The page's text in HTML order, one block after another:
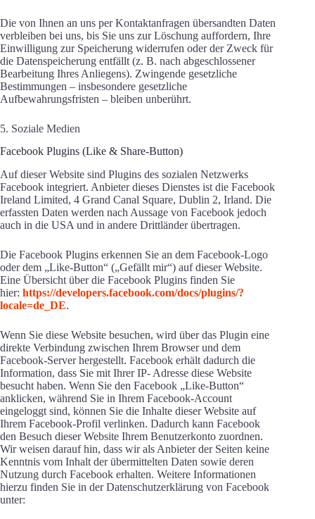
Die von Ihnen an uns per Kontaktanfragen übersandten Daten
verbleiben bei uns, bis Sie uns zur Löschung auffordern, Ihre
Einwilligung zur Speicherung widerrufen oder der Zweck für
die Datenspeicherung entfällt (z. B. nach abgeschlossener
Bearbeitung Ihres Anliegens). Zwingende gesetzliche
Bestimmungen – insbesondere gesetzliche
Aufbewahrungsfristen – bleiben unberührt.
5. Soziale Medien
Facebook Plugins (Like & Share-Button)
Auf dieser Website sind Plugins des sozialen Netzwerks
Facebook integriert. Anbieter dieses Dienstes ist die Facebook
Ireland Limited, 4 Grand Canal Square, Dublin 2, Irland. Die
erfassten Daten werden nach Aussage von Facebook jedoch
auch in die USA und in andere Drittländer übertragen.
Die Facebook Plugins erkennen Sie an dem Facebook-Logo
oder dem „Like-Button“ („Gefällt mir“) auf dieser Website.
Eine Übersicht über die Facebook Plugins finden Sie
hier: https://developers.facebook.com/docs/plugins/?
locale=de_DE.
Wenn Sie diese Website besuchen, wird über das Plugin eine
direkte Verbindung zwischen Ihrem Browser und dem
Facebook-Server hergestellt. Facebook erhält dadurch die
Information, dass Sie mit Ihrer IP- Adresse diese Website
besucht haben. Wenn Sie den Facebook „Like-Button“
anklicken, während Sie in Ihrem Facebook-Account
eingeloggt sind, können Sie die Inhalte dieser Website auf
Ihrem Facebook-Profil verlinken. Dadurch kann Facebook
den Besuch dieser Website Ihrem Benutzerkonto zuordnen.
Wir weisen darauf hin, dass wir als Anbieter der Seiten keine
Kenntnis vom Inhalt der übermittelten Daten sowie deren
Nutzung durch Facebook erhalten. Weitere Informationen
hierzu finden Sie in der Datenschutzerklärung von Facebook
unter: